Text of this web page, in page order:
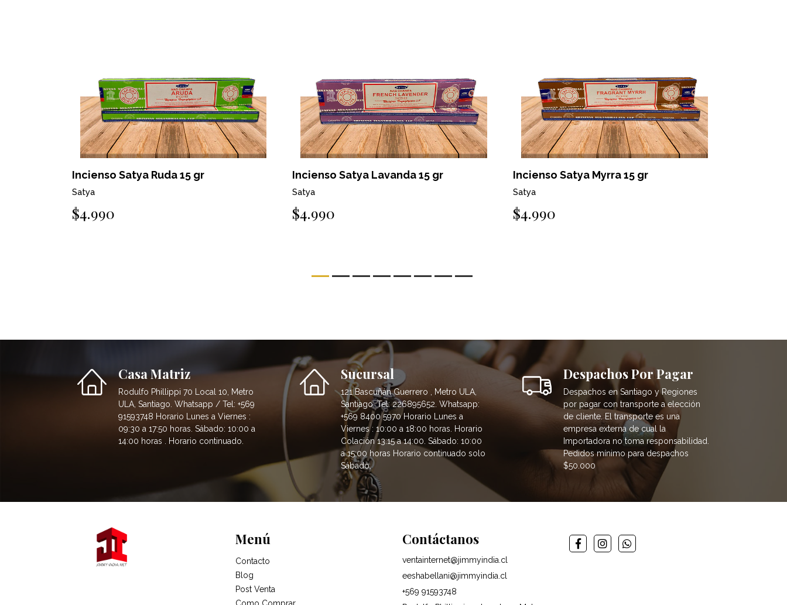
Incienso Satya Ruda 15 gr
Satya
$4.990
Incienso Satya Lavanda 15 gr
Satya
$4.990
Incienso Satya Myrra 15 gr
Satya
$4.990
Casa Matriz
Rodulfo Phillippi 70 Local 10, Metro
ULA, Santiago. Whatsapp / Tel: +569
91593748 Horario Lunes a Viernes :
09:30 a 17:50 horas. Sábado: 10:00 a
14:00 horas . Horario continuado.
Sucursal
121 Bascuñán Guerrero , Metro ULA,
Santiago. Tel: 226895652. Whatsapp:
+569 8400 5970 Horario Lunes a
Viernes : 10:00 a 18:00 horas. Horario
Colación 13:15 a 14:00. Sábado: 10:00
a 15:00 horas Horario continuado solo
Sábado.
Despachos Por Pagar
Despachos en Santiago y Regiones
por pagar con transporte a elección
de cliente. El transporte es una
empresa externa de cual la
Importadora no toma responsabilidad.
Pedidos mínimo para despachos
$50.000
Menú
Contacto
Blog
Post Venta
Contáctanos
ventainternet@jimmyindia.cl
eeshabellani@jimmyindia.cl
+569 91593748